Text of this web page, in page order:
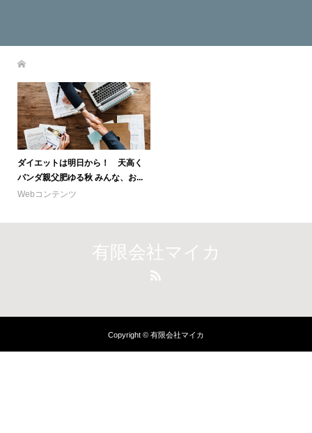
ダイエットは明日から！ 天高く
パンダ親父肥ゆる秋 みんな、お...
Webコンテンツ
有限会社マイカ
Copyright © 有限会社マイカ